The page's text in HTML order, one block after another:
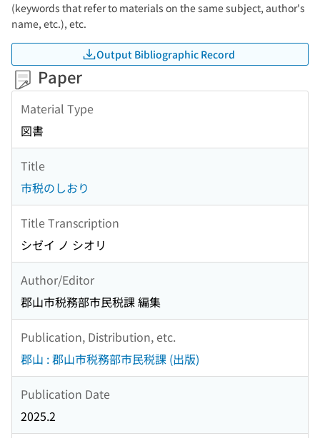
(keywords that refer to materials on the same subject, author's
name, etc.), etc.
Output Bibliographic Record
Paper
Material Type
図書
Title
市税のしおり
Title Transcription
シゼイ ノ シオリ
Author/Editor
郡山市税務部市民税課 編集
Publication, Distribution, etc.
郡山 : 郡山市税務部市民税課 (出版)
Publication Date
2025.2